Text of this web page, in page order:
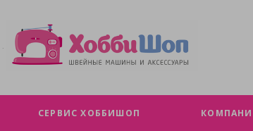
СЕРВИС ХОББИШОП